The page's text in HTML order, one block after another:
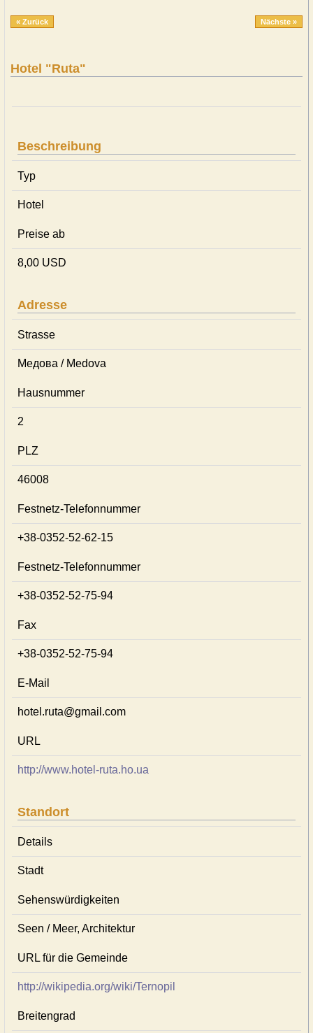
« Zurück Nächste »
Hotel "Ruta"
Beschreibung
Typ
Hotel
Preise ab
8,00 USD
Adresse
Strasse
Медова / Medova
Hausnummer
2
PLZ
46008
Festnetz-Telefonnummer
+38-0352-52-62-15
Festnetz-Telefonnummer
+38-0352-52-75-94
Fax
+38-0352-52-75-94
E-Mail
hotel.ruta@gmail.com
URL
http://www.hotel-ruta.ho.ua
Standort
Details
Stadt
Sehenswürdigkeiten
Seen / Meer, Architektur
URL für die Gemeinde
http://wikipedia.org/wiki/Ternopil
Breitengrad